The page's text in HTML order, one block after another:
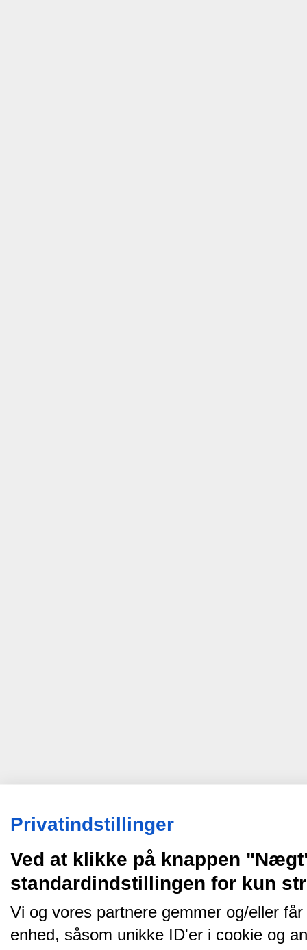
Privatindstillinger
Ved at klikke på knappen
standardindstillingen for kun
Vi og vores partnere gemmer og/eller
enhed, såsom unikke ID'er i cookie og